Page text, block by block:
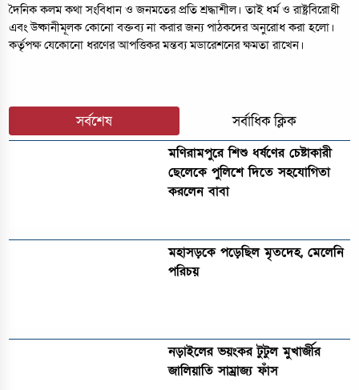
দৈনিক কলম কথা সংবিধান ও জনমতের প্রতি শ্রদ্ধাশীল। তাই ধর্ম ও রাষ্ট্রবিরোধী
এবং উষ্কানীমূলক কোনো বক্তব্য না করার জন্য পাঠকদের অনুরোধ করা হলো।
কর্তৃপক্ষ যেকোনো ধরণের আপত্তিকর মন্তব্য মডারেশনের ক্ষমতা রাখেন।
সর্বশেষ সর্বাধিক ক্লিক
মণিরামপুরে শিশু ধর্ষণের চেষ্টাকারী
ছেলেকে পুলিশে দিতে সহযোগিতা
করলেন বাবা
মহাসড়কে পড়েছিল মৃতদেহ, মেলেনি
পরিচয়
নড়াইলের ভয়ংকর টুটুল মুখার্জীর
জালিয়াতি সাম্রাজ্য ফাঁস